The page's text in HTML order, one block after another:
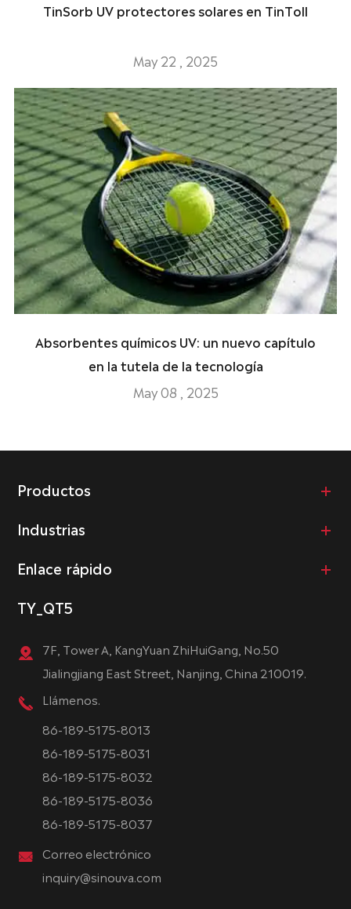
TinSorb UV protectores solares en TinToll
May 22 , 2025
Absorbentes químicos UV: un nuevo capítulo
en la tutela de la tecnología
May 08 , 2025
Productos
Industrias
Enlace rápido
TY_QT5
7F, Tower A, KangYuan ZhiHuiGang, No.50
Jialingjiang East Street, Nanjing, China 210019.
Llámenos.
86-189-5175-8013
86-189-5175-8031
86-189-5175-8032
86-189-5175-8036
86-189-5175-8037
Correo electrónico
inquiry@sinouva.com